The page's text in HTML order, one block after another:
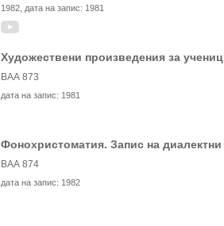
1982 , дата на запис: 1981
Художествени произведения за
ВАА 873
дата на запис: 1981
Фонохристоматия. Запис на диалектни
ВАА 874
дата на запис: 1982